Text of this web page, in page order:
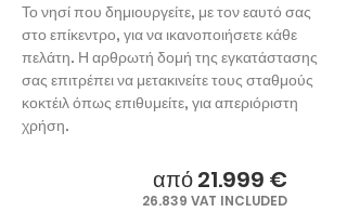
Το νησί που δημιουργείτε, με τον εαυτό σας
στο επίκεντρο, για να ικανοποιήσετε κάθε
πελάτη. Η αρθρωτή δομή της εγκατάστασης
σας επιτρέπει να μετακινείτε τους σταθμούς
κοκτέιλ όπως επιθυμείτε, για απεριόριστη
χρήση.
από 21.999 €
26.839 VAT INCLUDED